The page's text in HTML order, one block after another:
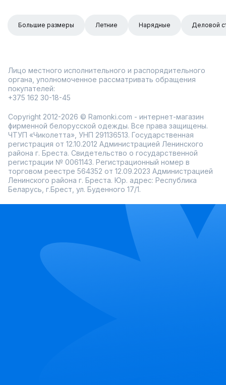
Большие размеры Летние Нарядные Деловой
Лицо местного исполнительного и распорядительного
органа, уполномоченное рассматривать обращения
покупателей:
+375 162 30-18-45
Copyright 2012-2026 © Ramonki.com - интернет-магазин
фирменной белорусской одежды. Все права защищены.
ЧТУП «Чиколетта», УНП 291136513. Государственная
регистрация от 12.10.2012 Администрацией Ленинского
района г. Бреста. Свидетельство о государственной
регистрации № 0061143. Регистрационный номер в
торговом реестре 564352 от 12.09.2023 Администрацией
Ленинского района г. Бреста. Юр. адрес: Республика
Беларусь, г.Брест, ул. Буденного 17/1.